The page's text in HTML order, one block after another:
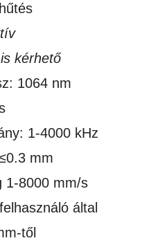
kérhető
1064 nm
1-4000 kHz
mm
1-8000 mm/s
által
től